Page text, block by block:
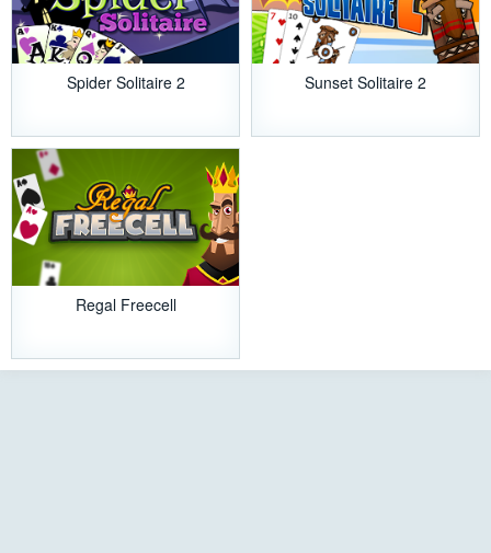
Spider Solitaire 2 Sunset Solitaire 2
Regal Freecell